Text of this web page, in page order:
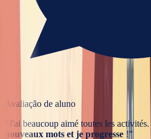
Avaliação de aluno
J'ai beaucoup aimé toutes les activités.
nouveaux mots et je progresse !”